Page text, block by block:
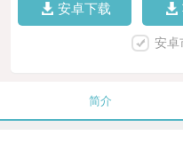
安卓下载
安卓
简介